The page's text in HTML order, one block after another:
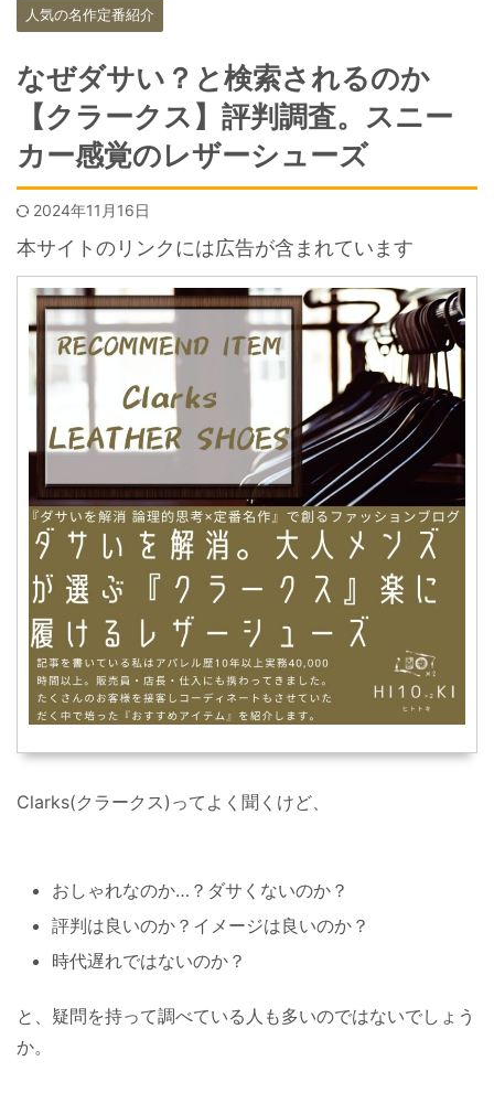
人気の名作定番紹介
なぜダサい？と検索されるのか
【クラークス】評判調査。スニー
カー感覚のレザーシューズ
2024年11月16日
本サイトのリンクには広告が含まれています
Clarks(クラークス)ってよく聞くけど、
おしゃれなのか…？ダサくないのか？
評判は良いのか？イメージは良いのか？
時代遅れではないのか？
と、疑問を持って調べている人も多いのではないでしょう
か。